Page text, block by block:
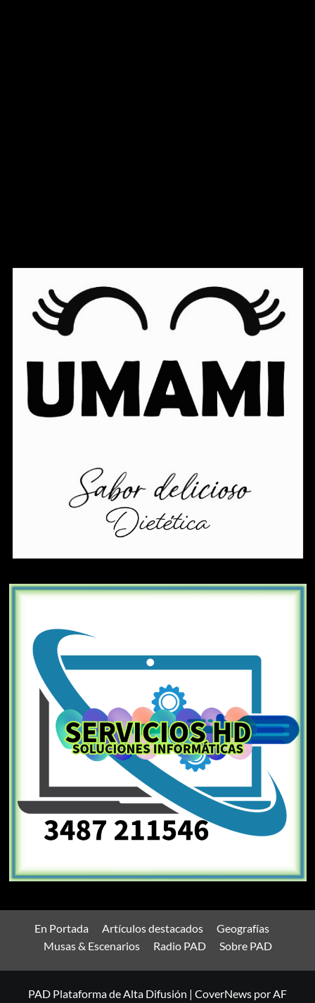
En Portada Artículos destacados
Geografías
Musas & Escenarios
Radio PAD Sobre PAD
PAD Plataforma de Alta Difusión | CoverNews por AF